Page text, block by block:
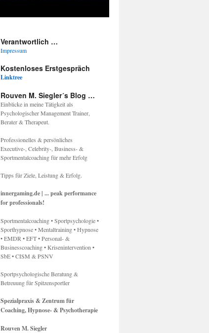
Verantwortlich …
Impressum
Kostenloses Erstgespräch
Linktree
Rouven M. Siegler´s Blog …
Einblicke in meine Tätigkeit als
Psychologischer Management Trainer,
Berater & Therapeut.
Professionelles & persönliches
Executive-, Celebrity-, Business- &
Sportmentalcoaching für mehr Erfolg
Tipps für Ziele, Leistung & Erfolg.
innergaming.de | ... peak performance
for professionals!
Sportmentalcoaching • Sportpsychologie •
Sporthypnose • Mentaltraining • Hypnose
• EMDR • EFT • Personal- &
Businesscoaching • Krisenintervention •
SbE • CISM & PSNV
Sportpsychologische Beratung &
Betreuung für Spitzensportler
Spezialpraxis & Zentrum für
Coaching, Hypnose- & Psychotherapie
Rouven M. Siegler